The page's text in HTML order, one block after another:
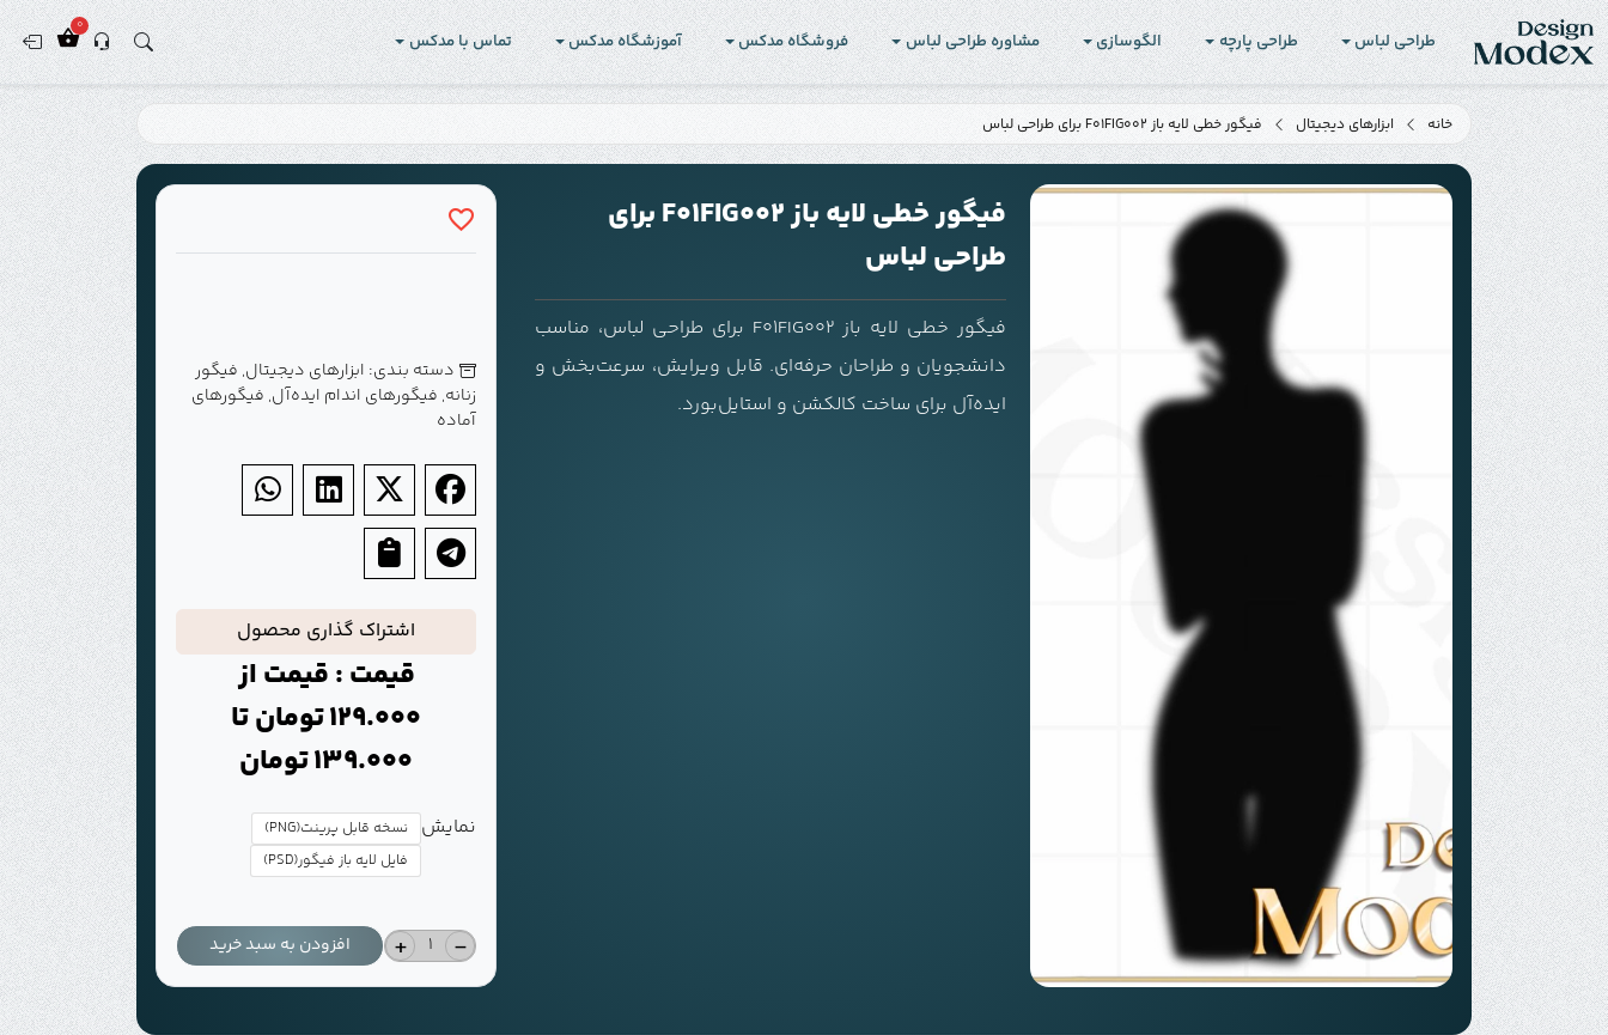
طراحی لباس طراحی پارچه الگوسازی مشاوره طراحی لباس فروشگاه مدکس آموزشگاه مدکس تماس با مدکس
0
خانه ابزارهای دیجیتال فیگور خطی لایه باز F01FIG002 برای طراحی لباس
فیگور خطی لایه باز F01FIG002 برای
طراحی لباس
فیگور خطی لایه باز F01FIG002 برای طراحی لباس، مناسب
دانشجویان و طراحان حرفه‌ای. قابل ویرایش، سرعت‌بخش و
ایده‌آل برای ساخت کالکشن و استایل‌بورد.
دسته بندی: ابزارهای دیجیتال, فیگور
زنانه, فیگورهای اندام ایده‌آل, فیگورهای
آماده
اشتراک گذاری محصول
قیمت : قیمت از
129.000تومانتا
139.000تومان
نمایش
نسخه قابل پرینت(PNG)
فایل لایه باز فیگور(PSD)
-
+ افزودن به سبد خرید